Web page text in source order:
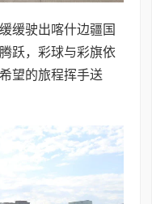
缓驶出喀什边疆国
跃，彩球与彩旗依
望的旅程挥手送